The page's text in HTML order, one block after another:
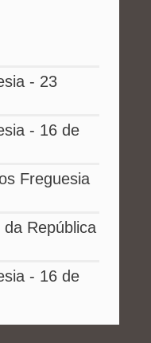
- 23
- 16 de
Freguesia
República
- 16 de